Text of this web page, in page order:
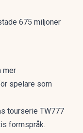
675 miljoner
mer
spelare som
tourserie TW777
formspråk.